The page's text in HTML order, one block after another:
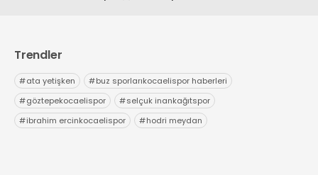
Trendler
#ata yetişken #buz sporlarıkocaelispor haberleri
#göztepekocaelispor #selçuk inankağıtspor
#ibrahim ercinkocaelispor #hodri meydan